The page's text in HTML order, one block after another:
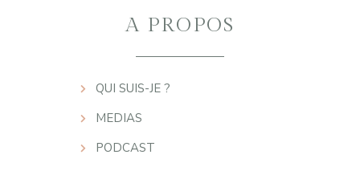
A PROPOS
QUI SUIS-JE ?
MEDIAS
PODCAST